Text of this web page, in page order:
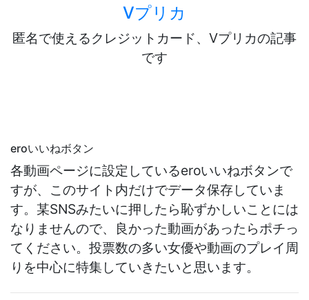
Vプリカ
匿名で使えるクレジットカード、Vプリカの記事
です
eroいいねボタン
各動画ページに設定しているeroいいねボタンで
すが、このサイト内だけでデータ保存していま
す。某SNSみたいに押したら恥ずかしいことには
なりませんので、良かった動画があったらポチっ
てください。投票数の多い女優や動画のプレイ周
りを中心に特集していきたいと思います。